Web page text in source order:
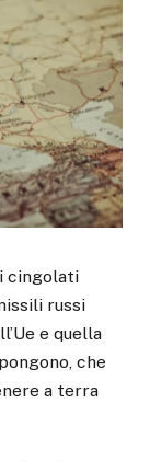
cingolati
russi
e quella
che
a terra